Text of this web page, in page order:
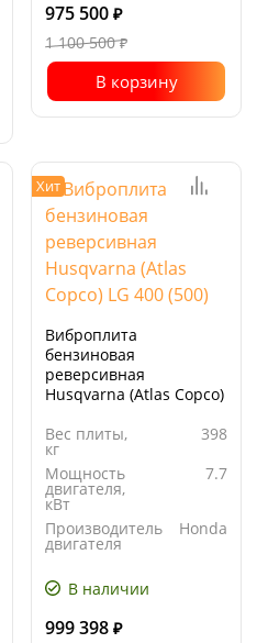
975 500 ₽
1 100 500₽
В корзину
Хит
Виброплита
бензиновая
реверсивная
Husqvarna (Atlas Copco)
Вес плиты,
кг
398
Мощность
двигателя,
кВт
7.7
Производитель
двигателя
Honda
основания
плиты, мм
В наличии
999 398 ₽